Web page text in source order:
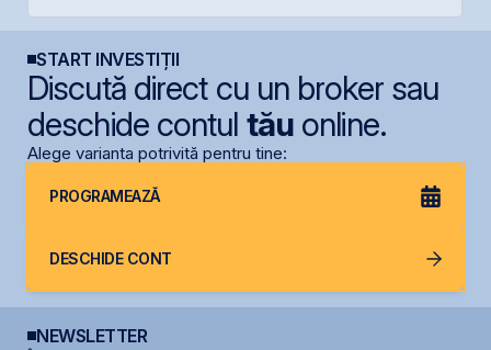
START INVESTIȚII
Discută direct cu un broker sau
deschide contul tăuonline.
Alege varianta potrivită pentru tine:
PROGRAMEAZĂ
DESCHIDE CONT
NEWSLETTER